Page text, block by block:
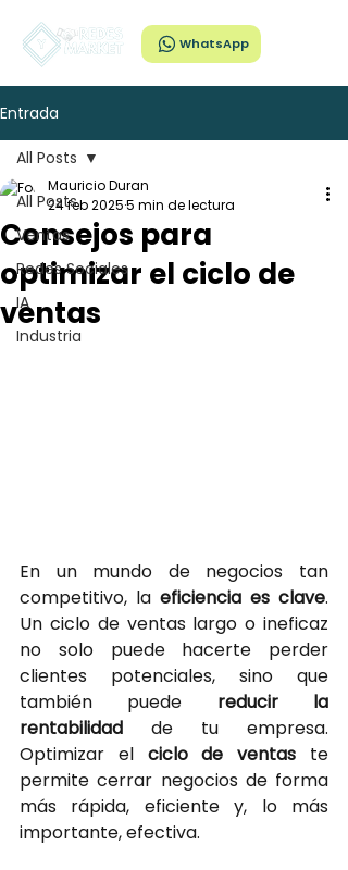
WhatsApp
Entrada
All Posts
Ventas
Redes Sociales
IA
Industria
All Posts
Consejos para
optimizar el ciclo de
ventas
Mauricio Duran
24 feb 20255 min de lectura
En un mundo de negocios tan
competitivo, la eficiencia es clave.
Un ciclo de ventas largo o ineficaz
no solo puede hacerte perder
clientes potenciales, sino que
también puede reducir la
rentabilidad de tu empresa.
Optimizar el ciclo de ventas te
permite cerrar negocios de forma
más rápida, eficiente y, lo más
importante, efectiva.